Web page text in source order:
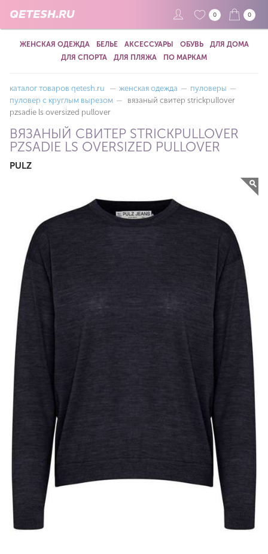
QETESH.RU 0 0
ЖЕНСКАЯ ОДЕЖДА БЕЛЬЕ АКСЕССУАРЫ ОБУВЬ
ДЛЯ ДОМА
ДЛЯ СПОРТА
ДЛЯ ПЛЯЖА ПО МАРКАМ
каталог товаров qetesh.ru — женская одежда — пуловеры —
пуловер с круглым вырезом —
вязаный свитер strickpullover
pzsadie ls oversized pullover
ВЯЗАНЫЙ СВИТЕР STRICKPULLOVER
PZSADIE LS OVERSIZED PULLOVER
PULZ